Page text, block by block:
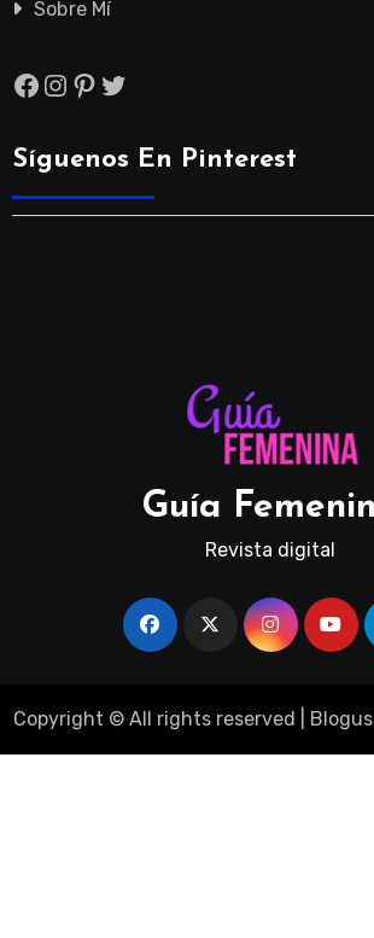
Sobre Mí
Facebook
Instagram
Pinterest
Twitter
Síguenos En Pinterest
Guía
Revista digital
Copyright © All rights reserved Blogus